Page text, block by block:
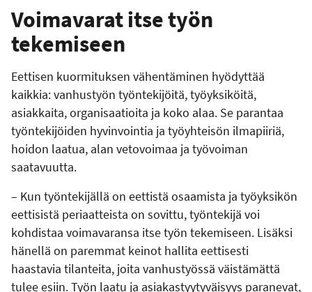
Voimavarat itse työn
tekemiseen
Eettisen kuormituksen vähentäminen hyödyttää
kaikkia: vanhustyön työntekijöitä, työyksiköitä,
asiakkaita, organisaatioita ja koko alaa. Se parantaa
työntekijöiden hyvinvointia ja työyhteisön ilmapiiriä,
hoidon laatua, alan vetovoimaa ja työvoiman
saatavuutta.
– Kun työntekijällä on eettistä osaamista ja työyksikön
eettisistä periaatteista on sovittu, työntekijä voi
kohdistaa voimavaransa itse työn tekemiseen. Lisäksi
hänellä on paremmat keinot hallita eettisesti
haastavia tilanteita, joita vanhustyössä väistämättä
tulee esiin. Työn laatu ja asiakastyytyväisyys paranevat,